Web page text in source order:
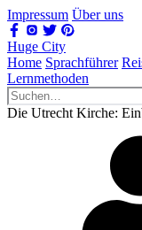
Impressum Über uns
Huge City
Home Sprachführer
Lernmethoden
Die Utrecht Kirche: